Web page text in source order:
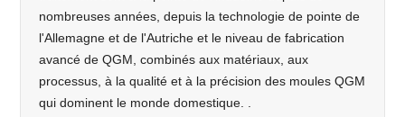
nombreuses années, depuis la technologie de pointe de
l'Allemagne et de l'Autriche et le niveau de fabrication
avancé de QGM, combinés aux matériaux, aux
processus, à la qualité et à la précision des moules QGM
qui dominent le monde domestique. .